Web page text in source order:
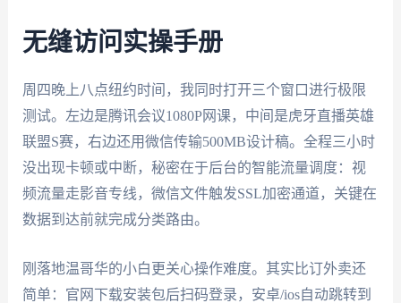
无缝访问实操手册
周四晚上八点纽约时间，我同时打开三个窗口进行极限
测试。左边是腾讯会议1080P网课，中间是虎牙直播英雄
联盟S赛，右边还用微信传输500MB设计稿。全程三小时
没出现卡顿或中断，秘密在于后台的智能流量调度：视
频流量走影音专线，微信文件触发SSL加密通道，关键在
数据到达前就完成分类路由。
刚落地温哥华的小白更关心操作难度。其实比订外卖还
简单：官网下载安装包后扫码登录，安卓/ios自动跳转到